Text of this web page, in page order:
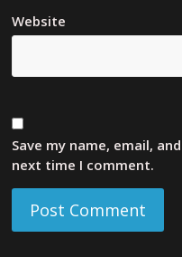
Website
Save my name, email,
next time I comment.